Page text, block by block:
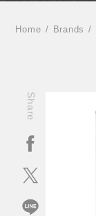
Home Brands
Share